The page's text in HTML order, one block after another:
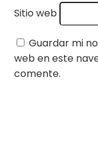
Sitio web
Guardar mi
web en este
comente.